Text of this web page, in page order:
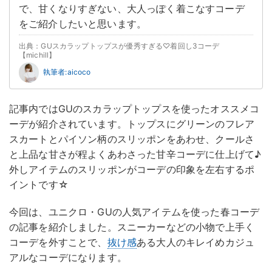
で、甘くなりすぎない、大人っぽく着こなすコーデ
をご紹介したいと思います。
出典：GUスカラップトップスが優秀すぎる♡着回し3コーデ
【michill】
執筆者:aicoco
記事内ではGUのスカラップトップスを使ったオススメコ
ーデが紹介されています。トップスにグリーンのフレア
スカートとパイソン柄のスリッポンをあわせ、クールさ
と上品な甘さが程よくあわさった甘辛コーデに仕上げて♪
外しアイテムのスリッポンがコーデの印象を左右するポ
イントです☆
今回は、ユニクロ・GUの人気アイテムを使った春コーデ
の記事を紹介しました。スニーカーなどの小物で上手く
コーデを外すことで、 抜け感ある大人のキレイめカジュ
アルなコーデになります。